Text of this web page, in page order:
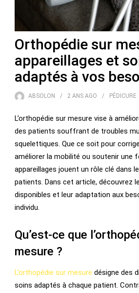
Orthopédie sur
appareillages et
adaptés à vos
ABSOLON 2 ANS AGO PÉDICURE
L’orthopédie sur mesure vise à
des patients souffrant de troubles
squelettiques. Que ce soit pour
améliorer la mobilité ou soutenir une
appareillages jouent un rôle clé dans
patients. Dans cet article, découvrez
disponibles et leur adaptation aux
individu.
Qu’est-ce que
mesure ?
L’orthopédie sur mesure désigne des
soins adaptés à chaque patient.